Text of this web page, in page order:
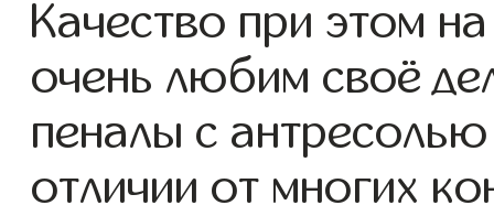
Качество при этом
очень любим своё
пеналы с
отличии от многих